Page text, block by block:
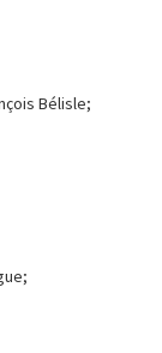
Bélisle;